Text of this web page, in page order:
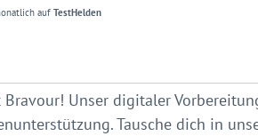
auf TestHelden
Unser digitaler
Tausche dich in